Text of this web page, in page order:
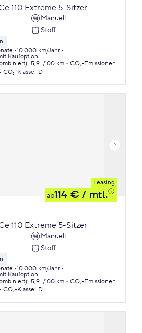
110 Extreme 5-Sitzer
Manuell
Stoff
10.000 km/Jahr
Kaufoption
: 5,9 l/100 km
CO₂-Emissionen
CO₂-Klasse: D
Leasing
ab114 € / mtl.
110 Extreme 5-Sitzer
Manuell
Stoff
10.000 km/Jahr
Kaufoption
: 5,9 l/100 km
CO₂-Emissionen
CO₂-Klasse: D